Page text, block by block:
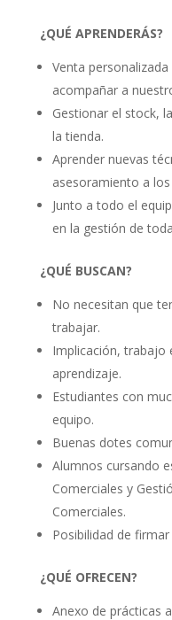
¿QUÉ APRENDERÁS?
Venta
acompañar a
Gestionar el stock,
la tienda.
Aprender nuevas
asesoramiento a
Junto a todo el
en la gestión de
¿QUÉ BUSCAN?
No necesitan que
trabajar.
Implicación, trabajo
aprendizaje.
Estudiantes con
equipo.
Buenas dotes
Alumnos cursando
Comerciales y
Comerciales.
Posibilidad de
¿QUÉ OFRECEN?
Anexo de prácticas